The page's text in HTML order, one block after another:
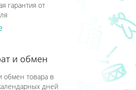
гарантия от
и обмен
обмен товара в
дней